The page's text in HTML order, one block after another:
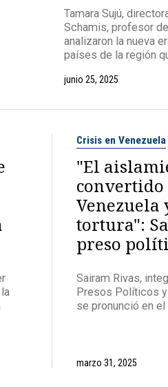
Tamara Sujú,
Schamis, profesor
analizaron la nueva
países de la región
junio 25, 2025
Crisis en Venezuela
"El
convertido
Venezuela
tortura":
preso
Sairam Rivas,
Presos Políticos
se pronunció en
marzo 31, 2025